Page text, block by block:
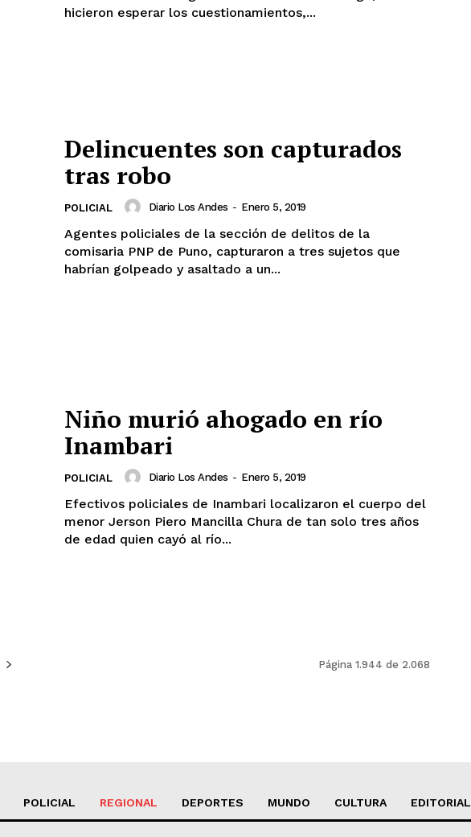
hicieron esperar los cuestionamientos,...
Delincuentes son capturados
tras robo
POLICIAL Diario Los Andes - Enero 5, 2019
Agentes policiales de la sección de delitos de la
comisaria PNP de Puno, capturaron a tres sujetos que
habrían golpeado y asaltado a un...
Niño murió ahogado en río
Inambari
POLICIAL Diario Los Andes - Enero 5, 2019
Efectivos policiales de Inambari localizaron el cuerpo del
menor Jerson Piero Mancilla Chura de tan solo tres años
de edad quien cayó al río...
Página 1.944 de 2.068
POLICIAL REGIONAL DEPORTES MUNDO CULTURA EDITORIAL